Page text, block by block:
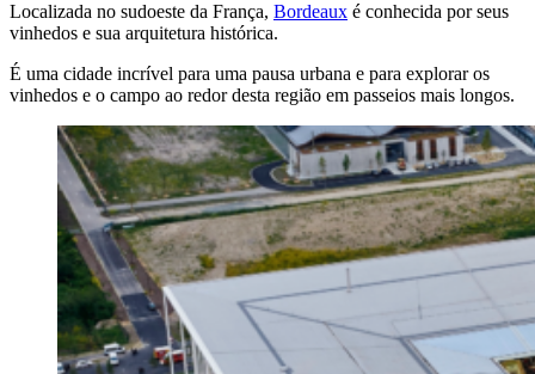
Localizada no sudoeste da França, Bordeaux é conhecida por seus
vinhedos e sua arquitetura histórica.
É uma cidade incrível para uma pausa urbana e para explorar os
vinhedos e o campo ao redor desta região em passeios mais longos.